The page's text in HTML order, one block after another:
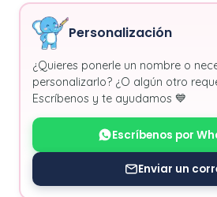
Personalización
¿Quieres ponerle un nombre o
personalizarlo? ¿O algún otro
Escríbenos y te ayudamos 💙
Escríbenos por
Enviar un